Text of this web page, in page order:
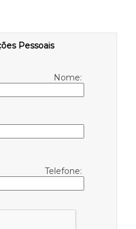
Pessoais
Nome:
Telefone: